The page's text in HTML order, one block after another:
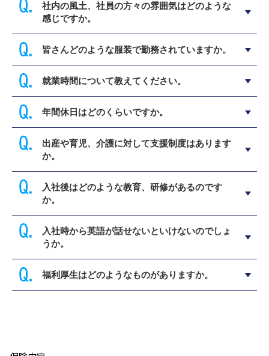
社内の風土、社員の方々の雰囲気はどのような
感じですか。
皆さんどのような服装で勤務されていますか。
就業時間について教えてください。
年間休日はどのくらいですか。
出産や育児、介護に対して支援制度はあります
か。
入社後はどのような教育、研修があるのです
か。
入社時から英語が話せないといけないのでしょ
うか。
福利厚生はどのようなものがありますか。